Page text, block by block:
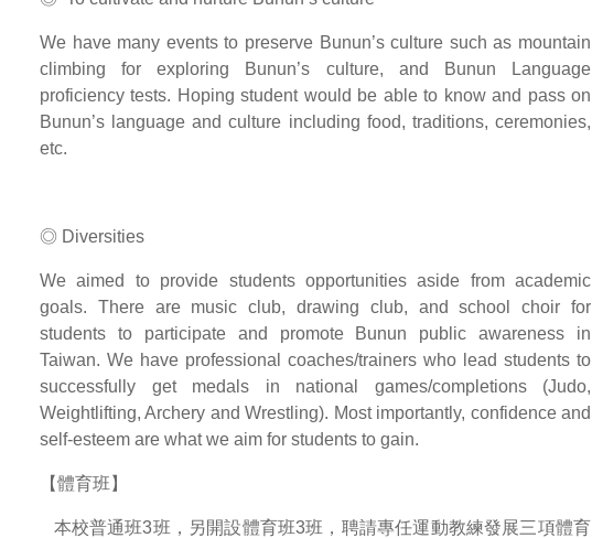
We have many events to preserve Bunun’s culture such as mountain
climbing for exploring Bunun’s culture, and Bunun Language
proficiency tests. Hoping student would be able to know and pass on
Bunun’s language and culture including food, traditions, ceremonies,
etc.
◎ Diversities
We aimed to provide students opportunities aside from academic
goals. There are music club, drawing club, and school choir for
students to participate and promote Bunun public awareness in
Taiwan. We have professional coaches/trainers who lead students to
successfully get medals in national games/completions (Judo,
Weightlifting, Archery and Wrestling). Most importantly, confidence and
self-esteem are what we aim for students to gain.
【體育班】
本校普通班3班，另開設體育班3班，聘請專任運動教練發展三項體育